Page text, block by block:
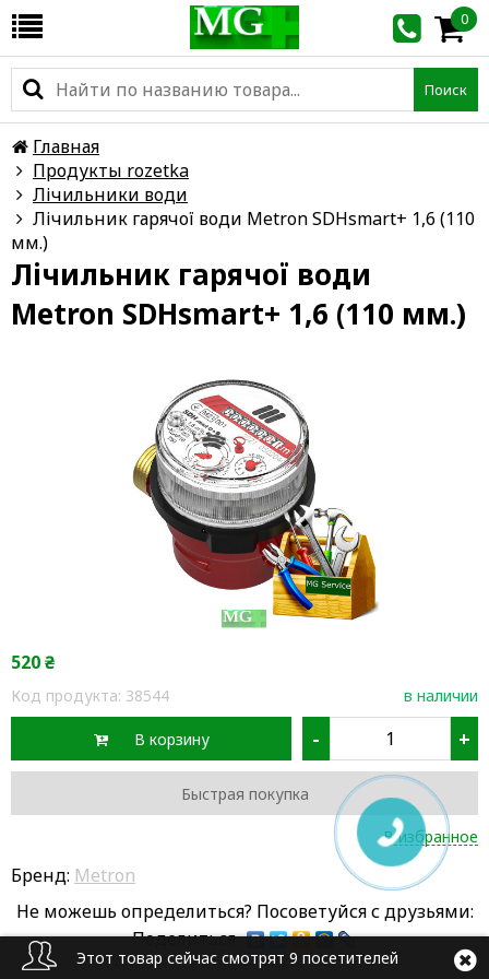
0
Поиск
Главная
Продукты rozetka
Лічильники води
Лічильник гарячої води Metron SDHsmart+ 1,6 (110
мм.)
Лічильник гарячої води
Metron SDHsmart+ 1,6 (110 мм.)
520₴
Код продукта: 38544 в наличии
В корзину - +
Быстрая покупка
В избранное
Бренд: Metron
Не можешь определиться? Посоветуйся с друзьями:
Поделиться
Этот товар сейчас смотрят 9 посетителей